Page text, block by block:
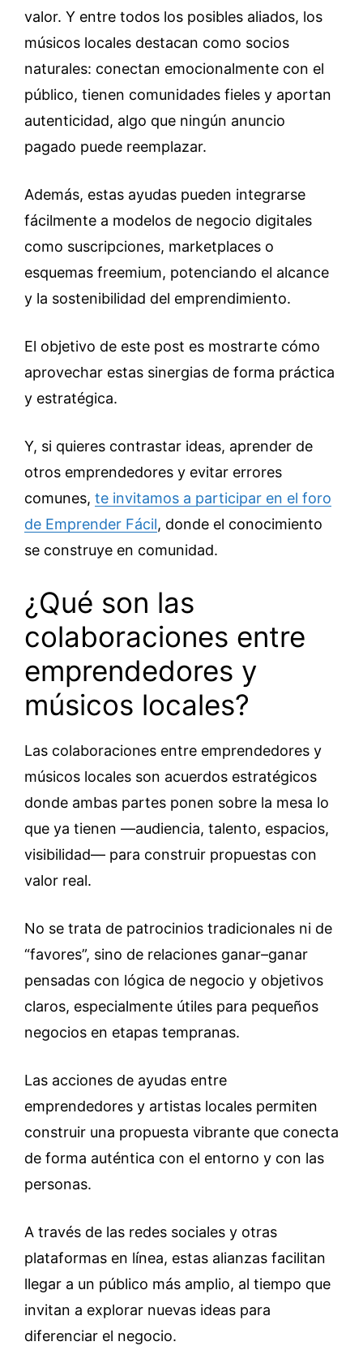
valor. Y entre todos los posibles aliados, los
músicos locales destacan como socios
naturales: conectan emocionalmente con el
público, tienen comunidades fieles y aportan
autenticidad, algo que ningún anuncio
pagado puede reemplazar.
Además, estas ayudas pueden integrarse
fácilmente a modelos de negocio digitales
como suscripciones, marketplaces o
esquemas freemium, potenciando el alcance
y la sostenibilidad del emprendimiento.
El objetivo de este post es mostrarte cómo
aprovechar estas sinergias de forma práctica
y estratégica.
Y, si quieres contrastar ideas, aprender de
otros emprendedores y evitar errores
comunes, te invitamos a participar en el foro
de Emprender Fácil, donde el conocimiento
se construye en comunidad.
¿Qué son las
colaboraciones entre
emprendedores y
músicos locales?
Las colaboraciones entre emprendedores y
músicos locales son acuerdos estratégicos
donde ambas partes ponen sobre la mesa lo
que ya tienen —audiencia, talento, espacios,
visibilidad— para construir propuestas con
valor real.
No se trata de patrocinios tradicionales ni de
“favores”, sino de relaciones ganar–ganar
pensadas con lógica de negocio y objetivos
claros, especialmente útiles para pequeños
negocios en etapas tempranas.
Las acciones de ayudas entre
emprendedores y artistas locales permiten
construir una propuesta vibrante que conecta
de forma auténtica con el entorno y con las
personas.
A través de las redes sociales y otras
plataformas en línea, estas alianzas facilitan
llegar a un público más amplio, al tiempo que
invitan a explorar nuevas ideas para
diferenciar el negocio.